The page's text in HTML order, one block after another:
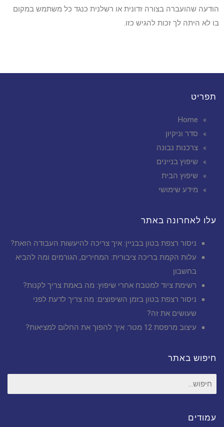
הודעה שהועברה בצורה זדונית או רשלנית כנגד כל משתמש במקום
בו לא היתה לך זכות להגיש כזו.
תפריט
Home
סדר וניקיון
צרכנות נבונה
שיפוץ בניינים
שיפוץ הבית
מידע שימושי
עלו לאחרונה באתר
ניסור רצפת בטון בבניין: איך צריכה להיעשות העבודה הזאת?
עלות הקמת בריכה ציבורית: המחירים, הגורמים ומה להביא
בחשבון
רשימת ציוד למטבח אחרי שיפוץ: מה באמת צריך לקנות?
ניסור רצפת בטון בזמן השיפוצים: מה צריך לדעת לפני
שעושים את זה?
עיצוב מרפסת 12 מטר: איך להפוך את החלום למציאות?
חיפוש באתר
חיפוש
עבור:
עמודים